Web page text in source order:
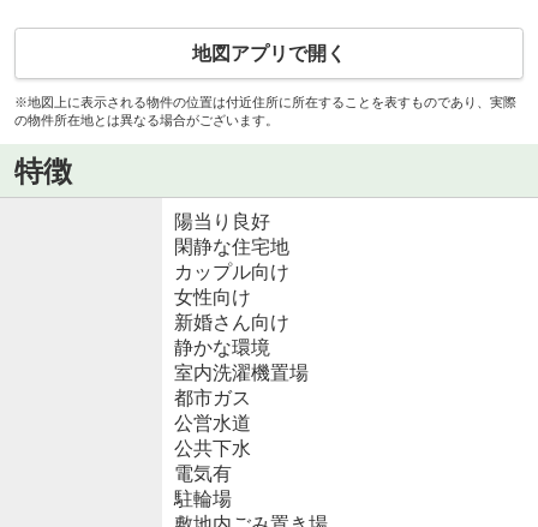
地図アプリで開く
※地図上に表示される物件の位置は付近住所に所在することを表すものであり、実際
の物件所在地とは異なる場合がございます。
特徴
陽当り良好
閑静な住宅地
カップル向け
女性向け
新婚さん向け
静かな環境
室内洗濯機置場
都市ガス
公営水道
公共下水
電気有
駐輪場